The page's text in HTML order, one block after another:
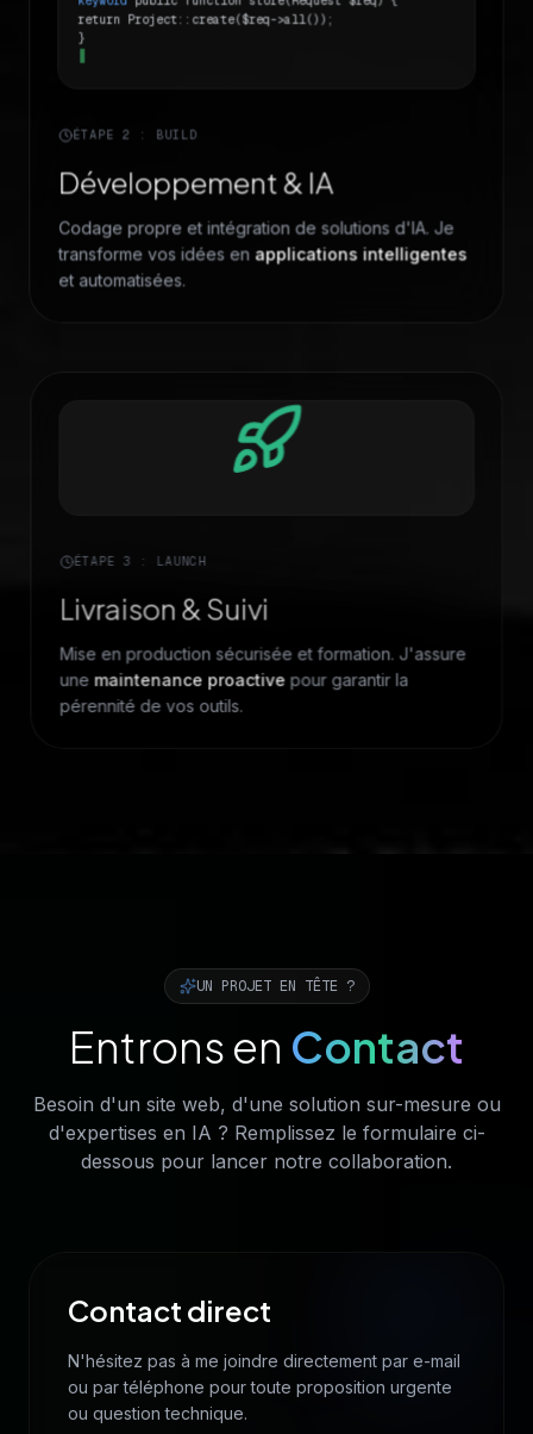
return Project::create($req->all());
}
ÉTAPE 2 : BUILD
Développement & IA
Codage propre et intégration de solutions d'IA. Je
transforme vos idées en applications intelligentes
et automatisées.
ÉTAPE 3 : LAUNCH
Livraison & Suivi
Mise en production sécurisée et formation. J'assure
maintenance proactive
pour garantir la
pérennité de vos outils.
UN PROJET EN TÊTE ?
Entrons en Contact
Besoin d'un site web, d'une solution sur-mesure ou
d'expertises en IA ? Remplissez le formulaire ci-
dessous pour lancer notre collaboration.
Contact direct
N'hésitez pas à me joindre directement par e-mail
ou par téléphone pour toute proposition urgente
ou question technique.